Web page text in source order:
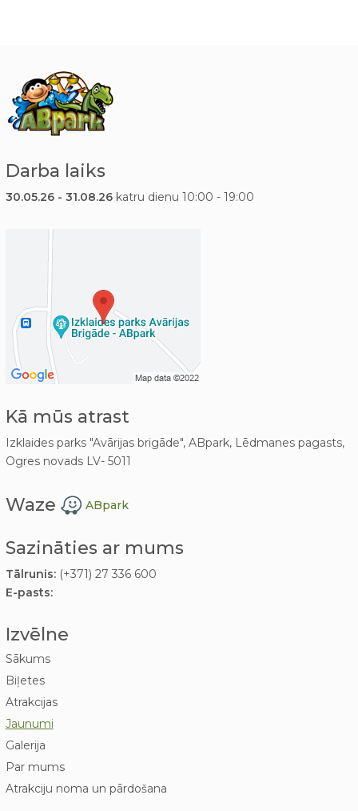
Darba laiks
30.05.26 - 31.08.26 katru dienu 10:00 - 19:00
Kā mūs atrast
Izklaides parks "Avārijas brigāde", ABpark, Lēdmanes pagasts,
Ogres novads LV- 5011
Waze ABpark
Sazināties ar mums
Tālrunis:(+371) 27 336 600
E-pasts:
Izvēlne
Sākums
Biļetes
Atrakcijas
Jaunumi
Galerija
Par mums
Atrakciju noma un pārdošana